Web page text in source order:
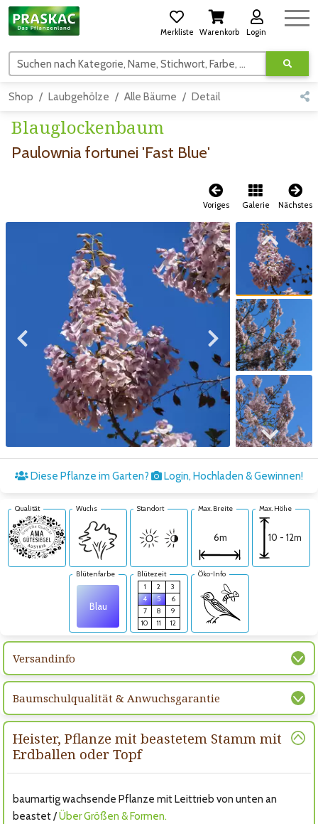
Merkliste Warenkorb Login
Suchen nach Kategorie, Name, Stichwort, Farbe, usw.
Shop Laubgehölze Alle Bäume Detail
Blauglockenbaum
Paulownia fortunei 'Fast Blue'
Voriges Galerie Nächstes
Zum vorigen Bild Zum nächsten Bild
Zum vorigen Bild
Zum nächsten Bild
Diese Pflanze im Garten? Login, Hochladen & Gewinnen!
Qualität Wuchs Standort Max. Breite
6m
Max. Höhe
10 - 12m
Blütenfarbe
Blau
Blütezeit
1
2
3
4
5
6
7
8
9
10
11 12
Öko-Info
Versandinfo
Baumschulqualität & Anwuchsgarantie
Heister, Pflanze mit beastetem Stamm mit
Erdballen oder Topf
baumartig wachsende Pflanze mit Leittrieb von unten an
beastet /Über Größen & Formen.